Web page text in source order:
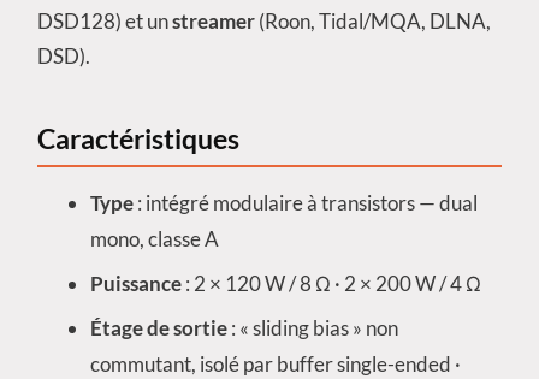
DSD128) et unstreamer(Roon, Tidal/MQA, DLNA,
DSD).
Caractéristiques
Type: intégré modulaire à transistors — dual
mono, classe A
Puissance: 2 × 120 W / 8 Ω · 2 × 200 W / 4 Ω
Étage de sortie: « sliding bias » non
commutant, isolé par buffer single-ended ·